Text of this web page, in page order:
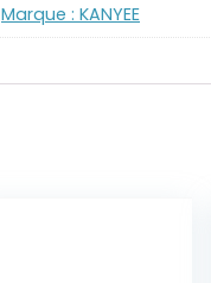
Marque : KANYEE